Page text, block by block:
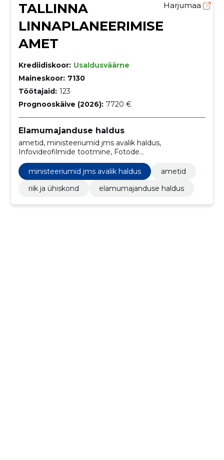
TALLINNA
LINNAPLANEERIMISE
AMET
Harjumaa
Krediidiskoor: Usaldusväärne
Maineskoor: 7130
Töötajaid: 123
Prognooskäive (2026): 7720 €
Elamumajanduse haldus
ametid, ministeeriumid jms avalik haldus,
Infovideofilmide tootmine, Fotode
töötlemisteenused, Kunstiteosed, Linnaplaneerimis-
ja maastikuarhitektuuriteenused, Tarkvara
nõustamisteenused, Arhitektuuri-, insener-tehnilise
projekteerimise ja maamõõtmisteenused, Tarkvara
ministeeriumid jms avalik haldus
ametid
riik ja ühiskond
elamumajanduse haldus